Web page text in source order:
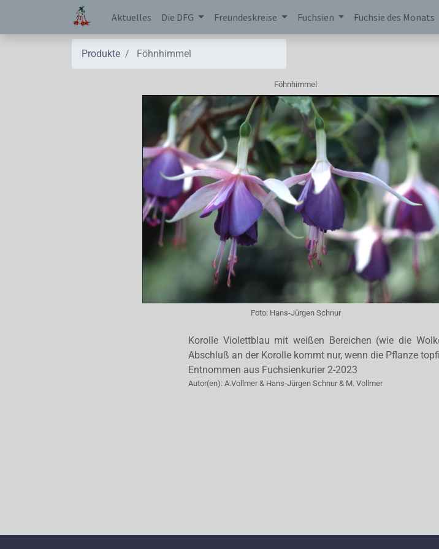
Aktuelles Die DFG Freundeskreise Fuchsien Fuchsie des Monats
Produkte Föhnhimmel
Föhnhimmel
Foto: Hans-Jürgen Schnur
Korolle Violettblau mit weißen Bereichen (wie die
Abschluß an der Korolle kommt nur, wenn die Pflanze
Entnommen aus Fuchsienkurier 2-2023
Autor(en): A.Vollmer & Hans-Jürgen Schnur & M. Vollmer